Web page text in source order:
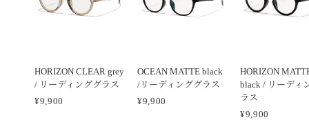
HORIZON CLEAR grey
/ リーディンググラス
¥9,900
OCEAN MATTE black
/リーディンググラス
¥9,900
HORIZON
black / リーディ
ラス
¥9,900